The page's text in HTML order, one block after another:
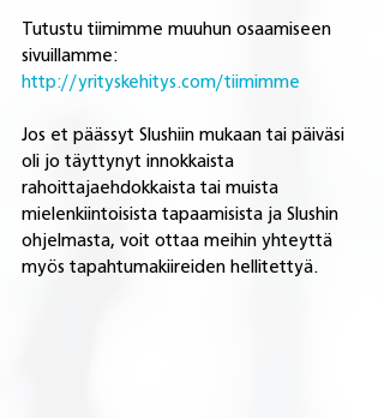
Tutustu tiimimme muuhun osaamiseen
sivuillamme:
http://yrityskehitys.com/tiimimme
Jos et päässyt Slushiin mukaan tai päiväsi
oli jo täyttynyt innokkaista
rahoittajaehdokkaista tai muista
mielenkiintoisista tapaamisista ja Slushin
ohjelmasta, voit ottaa meihin yhteyttä
myös tapahtumakiireiden hellitettyä.